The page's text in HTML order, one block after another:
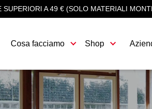
A 49 € (SOLO MATERIALI
Cosa facciamo Shop